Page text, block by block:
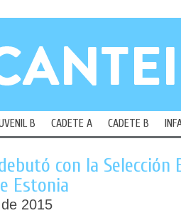
B CADETE A CADETE B
con la Selección
Estonia
2015